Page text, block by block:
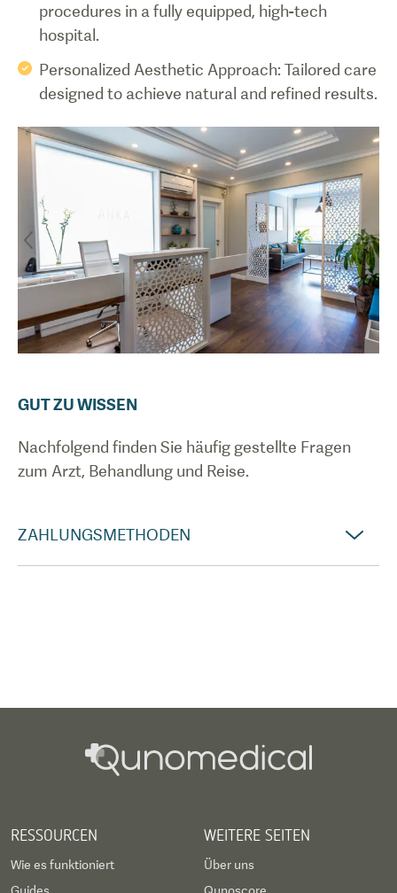
procedures in a fully equipped, high-tech
hospital.
Personalized Aesthetic Approach: Tailored care
designed to achieve natural and refined results.
GUT ZU WISSEN
Nachfolgend finden Sie häufig gestellte Fragen
zum Arzt, Behandlung und Reise.
ZAHLUNGSMETHODEN
RESSOURCEN
Wie es funktioniert
WEITERE SEITEN
Über uns